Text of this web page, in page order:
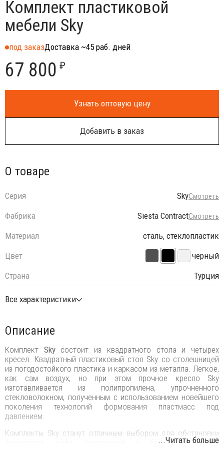
Комплект пластиковой
мебели Sky
под заказДоставка ~45 раб. дней
67 800 ₽
Узнать оптовую цену
Добавить в заказ
О товаре
Серия SkyСмотреть
Фабрика Siesta ContractСмотреть
Материал
сталь, стеклопластик
Цвет
черный
Страна
Турция
Все характеристики
Описание
Комплект Sky состоит из квадратного стола и четырех
кресел. Квадратный пластиковый стол Sky со столешницей
из погодостойкого пластика и каркасом из металла. Легкое,
как сам воздух, но при этом прочное кресло Sky
изготавливается из полипропилена, упрочненного
стекловолокном, полученным с использованием новейшего
поколения технологий формования пластмасс под
давлением.
Комплекты Sky станут отличным выбором для обстановки
фуд-кортов, кафе, ресторанов и баров. Благодаря
...Читать больше